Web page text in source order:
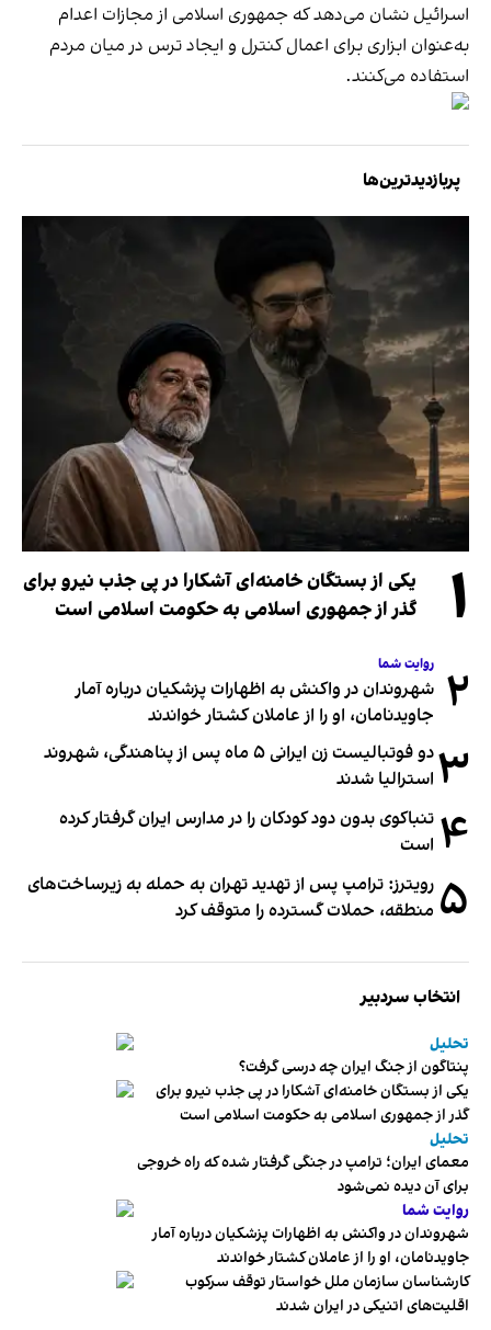
اسرائیل نشان می‌دهد که جمهوری اسلامی از مجازات اعدام
به‌عنوان ابزاری برای اعمال کنترل و ایجاد ترس در میان مردم
استفاده می‌کنند.
پربازدیدترین‌ها
۱
یکی از بستگان خامنه‌ای آشکارا در پی جذب نیرو برای
گذر از جمهوری اسلامی به حکومت اسلامی است
۲ روایت شما
شهروندان در واکنش به اظهارات پزشکیان درباره آمار
جاویدنامان، او را از عاملان کشتار خواندند
۳
دو فوتبالیست زن ایرانی ۵ ماه پس از پناهندگی، شهروند
استرالیا شدند
۴ تنباکوی بدون دود کودکان را در مدارس ایران گرفتار کرده
است
۵ رویترز: ترامپ پس از تهدید تهران به حمله به زیرساخت‌های
منطقه، حملات گسترده را متوقف کرد
انتخاب سردبیر
تحلیل
پنتاگون از جنگ ایران چه درسی گرفت؟
یکی از بستگان خامنه‌ای آشکارا در پی جذب نیرو برای
گذر از جمهوری اسلامی به حکومت اسلامی است
تحلیل
معمای ایران؛ ترامپ در جنگی گرفتار شده که راه خروجی
برای آن دیده نمی‌شود
روایت شما
شهروندان در واکنش به اظهارات پزشکیان درباره آمار
جاویدنامان، او را از عاملان کشتار خواندند
کارشناسان سازمان ملل خواستار توقف سرکوب
اقلیت‌های اتنیکی در ایران شدند